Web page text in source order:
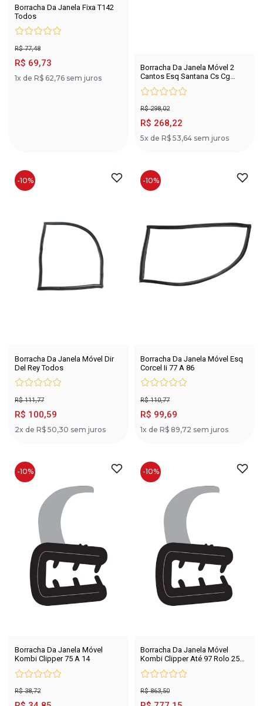
Borracha Da Janela Fixa T142
Todos
R$ 77,48
R$ 69,73
1x de R$ 62,76 sem juros
Borracha Da Janela Móvel 2
Cantos Esq Santana Cs Cg
Todos
R$ 298,02
R$ 268,22
5x de R$ 53,64 sem juros
-10%
Borracha Da Janela Móvel Dir
Del Rey Todos
R$ 111,77
R$ 100,59
2x de R$ 50,30 sem juros
-10%
Borracha Da Janela Móvel Esq
Corcel Ii 77 A 86
R$ 110,77
R$ 99,69
1x de R$ 89,72 sem juros
-10%
Borracha Da Janela Móvel
Kombi Clipper 75 A 14
R$ 38,72
-10%
Borracha Da Janela Móvel
Kombi Clipper Até 97 Rolo 25
mts
R$ 863,50